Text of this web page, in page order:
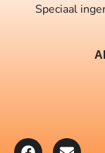
Speciaal